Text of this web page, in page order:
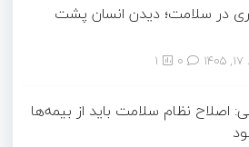
در سلامت؛ دیدن انسان پشت
1
اصلاح نظام سلامت باید از بیمه‌ها